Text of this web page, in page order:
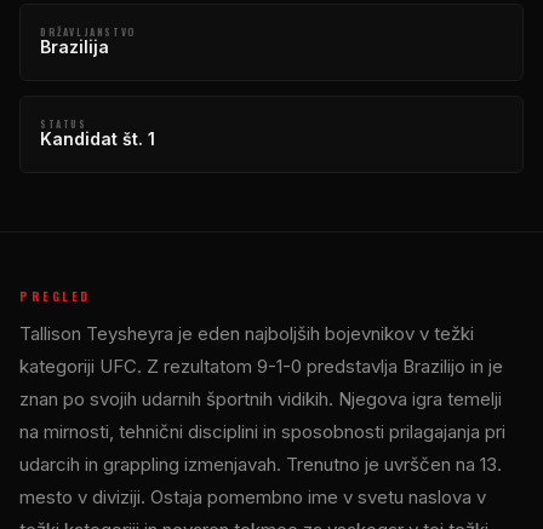
DRŽAVLJANSTVO
Brazilija
STATUS
Kandidat št. 1
PREGLED
Tallison Teysheyra je eden najboljših bojevnikov v težki
kategoriji UFC. Z rezultatom 9-1-0 predstavlja Brazilijo in je
znan po svojih udarnih športnih vidikih. Njegova igra temelji
na mirnosti, tehnični disciplini in sposobnosti prilagajanja pri
udarcih in grappling izmenjavah. Trenutno je uvrščen na 13.
mesto v diviziji. Ostaja pomembno ime v svetu naslova v